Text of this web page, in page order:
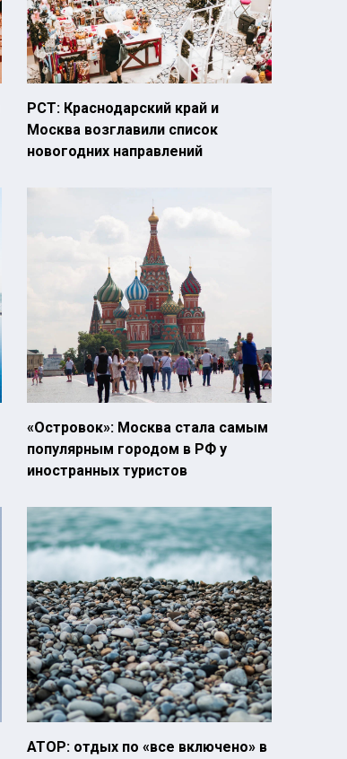
РСТ: Краснодарский край и
Москва возглавили список
новогодних направлений
«Островок»: Москва стала самым
популярным городом в РФ у
иностранных туристов
АТОР: отдых по «все включено» в